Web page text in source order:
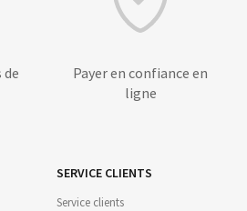
Payer en confiance en
ligne
SERVICE CLIENTS
Service clients